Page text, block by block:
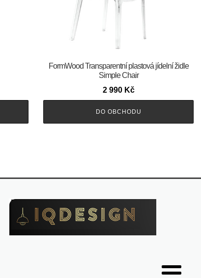
FormWood Transparentní plastová jídelní židle
Simple Chair
2 990 Kč
DO OBCHODU